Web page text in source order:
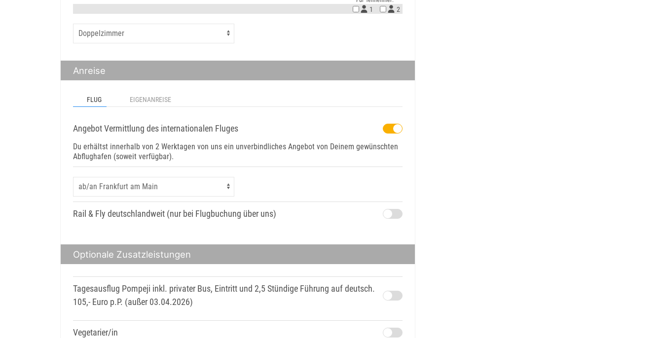
1 2
Anreise
FLUG EIGENANREISE
Angebot Vermittlung des internationalen Fluges
Du erhältst innerhalb von 2 Werktagen von uns ein unverbindliches Angebot von Deinem gewünschten
Abflughafen (soweit verfügbar).
Rail & Fly deutschlandweit (nur bei Flugbuchung über uns)
Optionale Zusatzleistungen
Tagesausflug Pompeji inkl. privater Bus, Eintritt und 2,5 Stündige Führung auf deutsch.
105,- Euro p.P. (außer 03.04.2026)
Vegetarier/in